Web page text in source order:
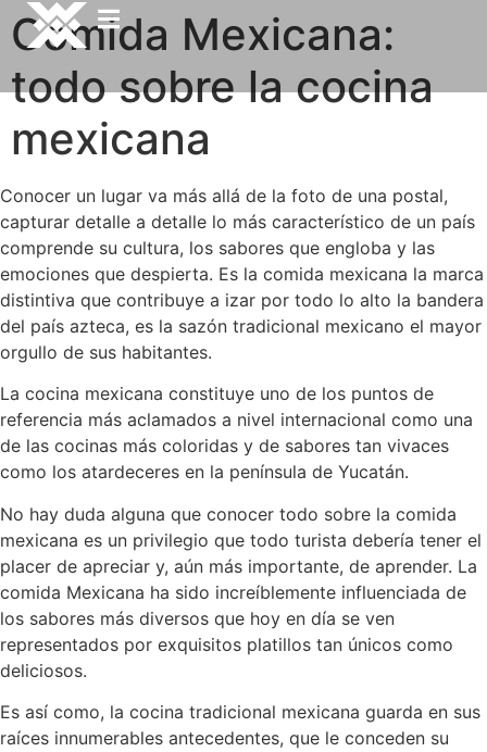
Comida Mexicana:
todo sobre la cocina
mexicana
Conocer un lugar va más allá de la foto de una postal,
capturar detalle a detalle lo más característico de un país
comprende su cultura, los sabores que engloba y las
emociones que despierta. Es la comida mexicana la marca
distintiva que contribuye a izar por todo lo alto la bandera
del país azteca, es la sazón tradicional mexicano el mayor
orgullo de sus habitantes.
La cocina mexicana constituye uno de los puntos de
referencia más aclamados a nivel internacional como una
de las cocinas más coloridas y de sabores tan vivaces
como los atardeceres en la península de Yucatán.
No hay duda alguna que conocer todo sobre la comida
mexicana es un privilegio que todo turista debería tener el
placer de apreciar y, aún más importante, de aprender. La
comida Mexicana ha sido increíblemente influenciada de
los sabores más diversos que hoy en día se ven
representados por exquisitos platillos tan únicos como
deliciosos.
Es así como, la cocina tradicional mexicana guarda en sus
raíces innumerables antecedentes, que le conceden su